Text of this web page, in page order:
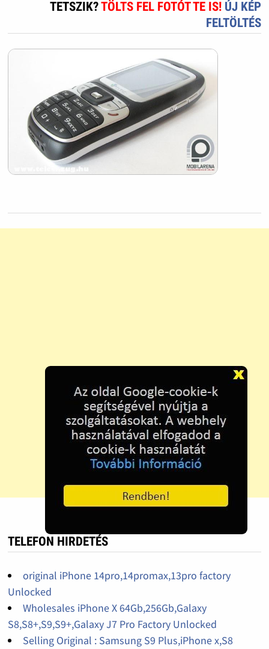
TETSZIK?TÖLTS FEL FOTÓT TE IS! ÚJ KÉP
FELTÖLTÉS
TELEFON HIRDETÉS
original iPhone 14pro,14promax,13pro factory
Unlocked
Wholesales iPhone X 64Gb,256Gb,Galaxy
S8,S8+,S9,S9+,Galaxy J7 Pro Factory Unlocked
Selling Original : Samsung S9 Plus,iPhone x,S8